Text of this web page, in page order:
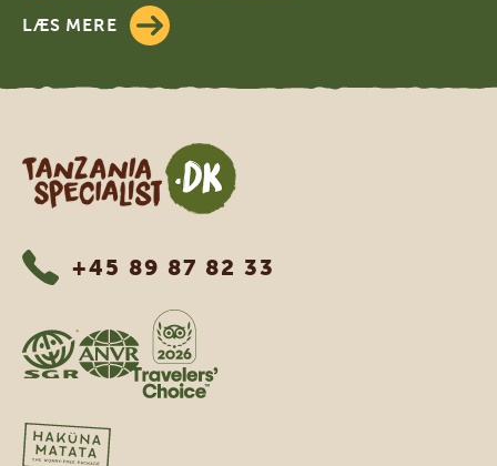
LÆS MERE
Tanzania Specialist
+45 89 87 82 33